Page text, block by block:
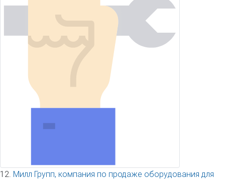
12. Милл Групп, компания по продаже оборудования для